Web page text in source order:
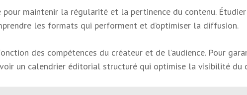
maintenir la régularité et la pertinence du contenu.
les formats qui performent et d’optimiser la diffusion.
des compétences du créateur et de l’audience. Pour
un calendrier éditorial structuré qui optimise la visibilité du